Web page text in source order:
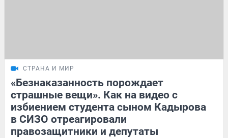
СТРАНА И МИР
«Безнаказанность порождает
страшные вещи». Как на видео с
избиением студента сыном Кадырова
в СИЗО отреагировали
правозащитники и депутаты